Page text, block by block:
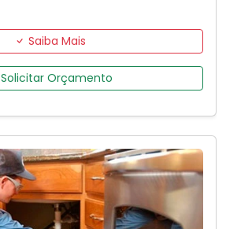
Saiba Mais
Solicitar Orçamento